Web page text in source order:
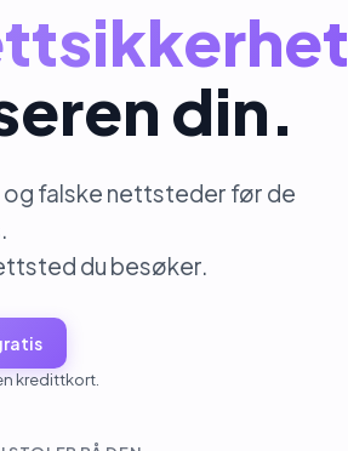
din.
falske nettsteder før de
.
du besøker.
kredittkort.